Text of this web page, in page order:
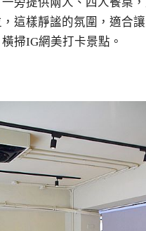
這樣靜謐的氛圍，適合
掃IG網美打卡景點。